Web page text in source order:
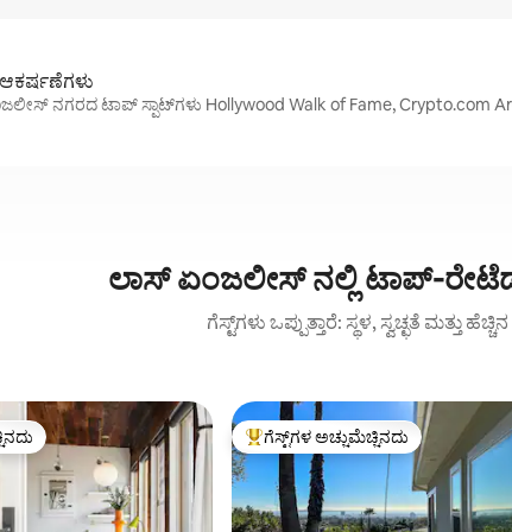
ನಗರದ ಟಾಪ್ ಸ್ಪಾಟ್‌ಗಳು Hollywood Walk of Fame, Crypto.com
ಲಾಸ್ ಏಂಜಲೀಸ್ ನಲ್ಲಿ ಟಾಪ್-
ಗೆಸ್ಟ್‌ಗಳು ಒಪ್ಪುತ್ತಾರೆ: ಸ್ಥಳ, ಸ್ವಚ್ಛತೆ ಮತ್ತು
ಗೆಸ್ಟ್‌ಗಳಿಗೆ ಅತಿ ಹೆಚ್ಚು ಅಚ್ಚುಮೆಚ್ಚಿನದು
ಗೆಸ್ಟ್‌ಗಳ ಅಚ್ಚುಮೆಚ್ಚಿನದು